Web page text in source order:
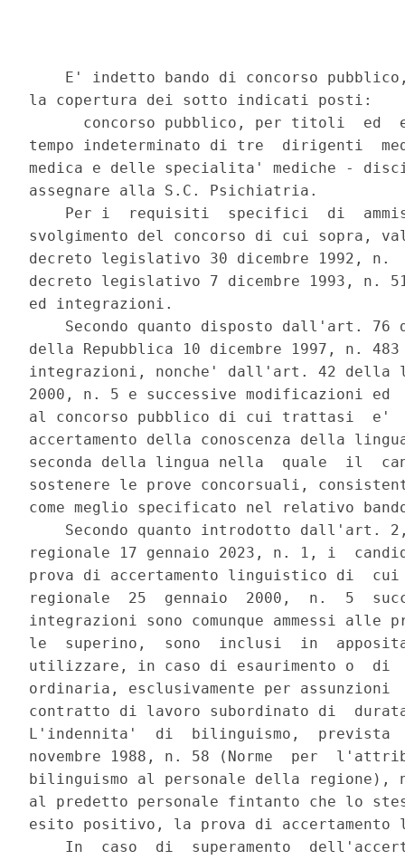
E' indetto bando di concorso
la copertura dei sotto indicati posti:
concorso pubblico, per titoli  ed
tempo indeterminato di tre  dirigenti
medica e delle specialita' mediche -
assegnare alla S.C. Psichiatria.
Per i  requisiti  specifici  di
svolgimento del concorso di cui sopra,
decreto legislativo 30 dicembre 1992, n.
decreto legislativo 7 dicembre 1993, n.
ed integrazioni.
Secondo quanto disposto dall'art. 76
della Repubblica 10 dicembre 1997, n.
integrazioni, nonche' dall'art. 42 della
2000, n. 5 e successive modificazioni
al concorso pubblico di cui trattasi  e'
accertamento della conoscenza della
seconda della lingua nella  quale  il
sostenere le prove concorsuali,
come meglio specificato nel relativo
Secondo quanto introdotto dall'art.
regionale 17 gennaio 2023, n. 1, i
prova di accertamento linguistico di
regionale  25  gennaio  2000,  n.  5
integrazioni sono comunque ammessi alle
le  superino,  sono  inclusi  in
utilizzare, in caso di esaurimento o  di
ordinaria, esclusivamente per assunzioni
contratto di lavoro subordinato di
L'indennita'  di  bilinguismo,  prevista
novembre 1988, n. 58 (Norme  per
bilinguismo al personale della regione),
al predetto personale fintanto che lo
esito positivo, la prova di
In  caso  di  superamento